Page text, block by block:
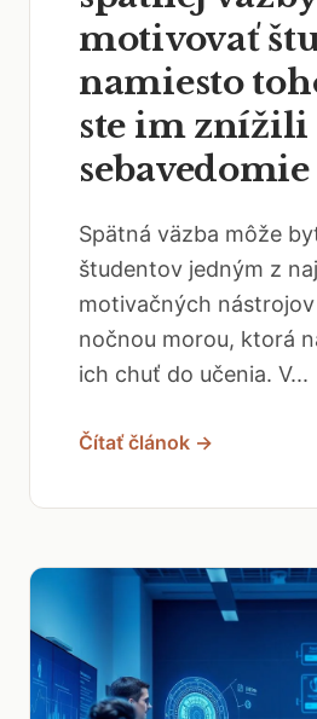
motivovať
namiesto
ste im znížili
sebavedomie
Spätná väzba môže
študentov jedným z
motivačných nástrojov
nočnou morou, ktorá
ich chuť do učenia. V...
Čítať článok →